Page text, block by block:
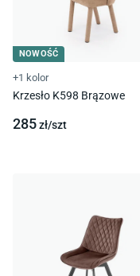
NOWOŚĆ
+1 kolor
Krzesło K598 Brązowe
285zł/szt